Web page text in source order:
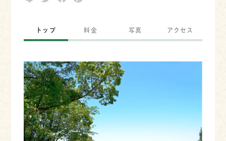
トップ 料金 写真 アクセス